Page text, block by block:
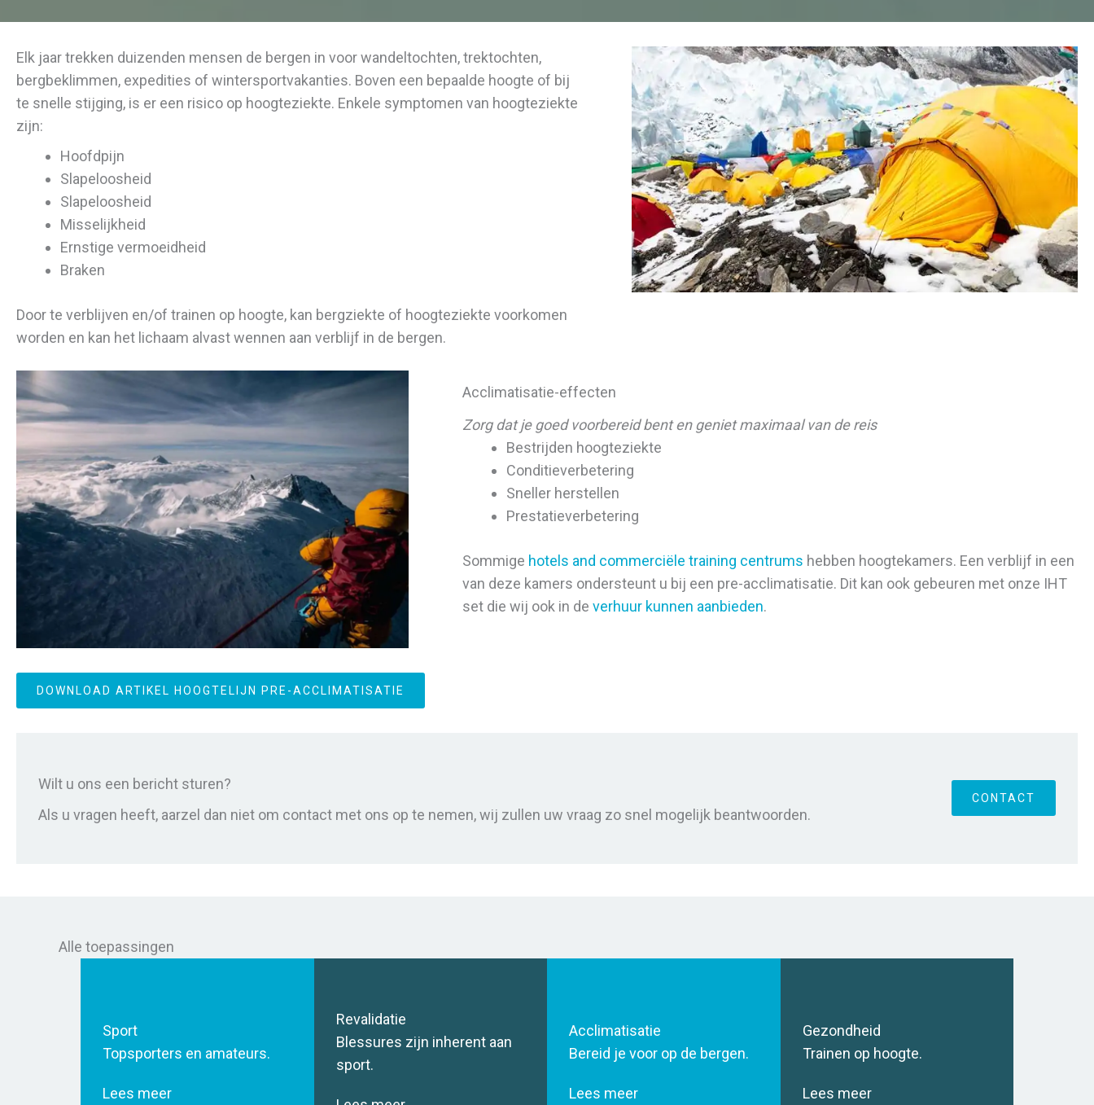
Elk jaar trekken duizenden mensen de bergen in voor wandeltochten, trektochten,
bergbeklimmen, expedities of wintersportvakanties. Boven een bepaalde hoogte of bij
te snelle stijging, is er een risico op hoogteziekte. Enkele symptomen van hoogteziekte
zijn:
Hoofdpijn
Slapeloosheid
Slapeloosheid
Misselijkheid
Ernstige vermoeidheid
Braken
Door te verblijven en/of trainen op hoogte, kan bergziekte of hoogteziekte voorkomen
worden en kan het lichaam alvast wennen aan verblijf in de bergen.
Acclimatisatie-effecten
Zorg dat je goed voorbereid bent en geniet maximaal van de reis
Bestrijden hoogteziekte
Conditieverbetering
Sneller herstellen
Prestatieverbetering
Sommige hotels and commerciële training centrums hebben hoogtekamers. Een verblijf in een
van deze kamers ondersteunt u bij een pre-acclimatisatie. Dit kan ook gebeuren met onze IHT
set die wij ook in deverhuur kunnen aanbieden.
DOWNLOAD ARTIKEL HOOGTELIJN PRE-ACCLIMATISATIE
Wilt u ons een bericht sturen?
Als u vragen heeft, aarzel dan niet om contact met ons op te nemen, wij zullen uw vraag zo snel mogelijk beantwoorden.
CONTACT
Alle toepassingen
Sport
Topsporters en amateurs.
Lees meer
Revalidatie
Blessures zijn inherent aan
sport.
Acclimatisatie
Bereid je voor op de bergen.
Lees meer
Gezondheid
Trainen op hoogte.
Lees meer